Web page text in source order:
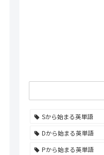
Sから始まる英単語
Dから始まる英単語
Pから始まる英単語